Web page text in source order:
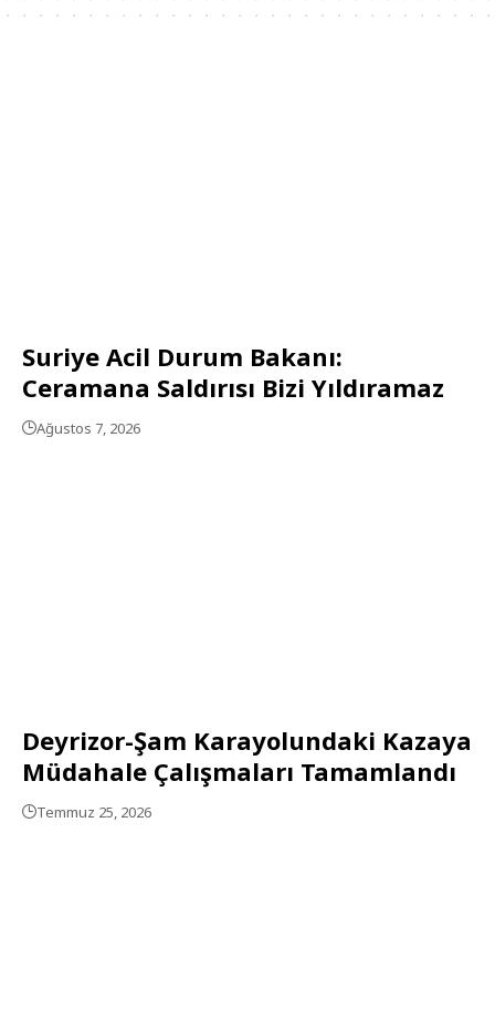
Suriye Acil Durum Bakanı:
Ceramana Saldırısı Bizi Yıldıramaz
Ağustos 7, 2026
Deyrizor-Şam Karayolundaki Kazaya
Müdahale Çalışmaları Tamamlandı
Temmuz 25, 2026